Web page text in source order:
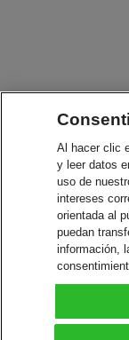
Al hacer clic
y leer datos
uso de
intereses
orientada al
puedan
información,